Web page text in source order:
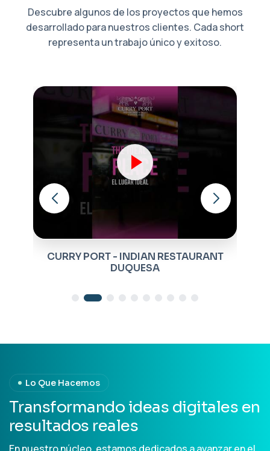
Descubre algunos de los proyectos que hemos
desarrollado para nuestros clientes. Cada short
representa un trabajo único y exitoso.
BOMBAY BRASSERIE INDIAN
RESTAURANT
Lo Que Hacemos
Transformando ideas digitales en
resultados reales